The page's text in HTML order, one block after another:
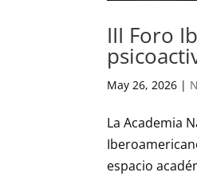
III Foro
May 26, 2026 |
La Academia
espacio